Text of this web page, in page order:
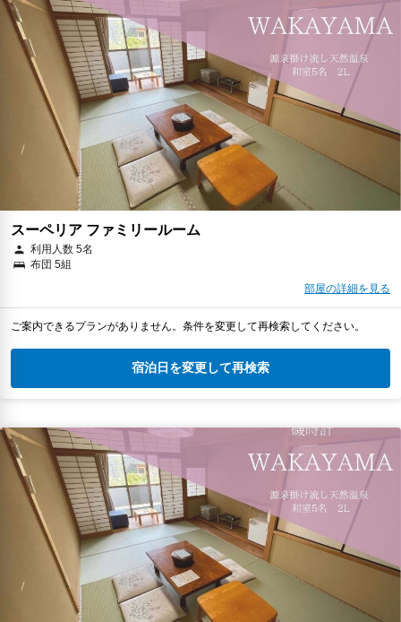
スーペリア ファミリールーム
利用人数 5名
布団 5組
部屋の詳細を見る
ご案内できるプランがありません。条件を変更して再検索してください。
宿泊日を変更して再検索